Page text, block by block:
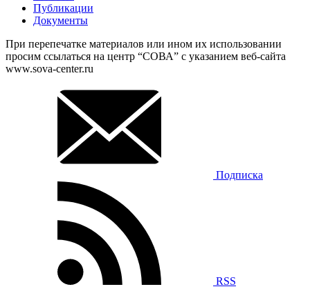
Публикации
Документы
При перепечатке материалов или ином их использовании
просим ссылаться на центр “СОВА” с указанием веб-сайта
www.sova-center.ru
Подписка
RSS